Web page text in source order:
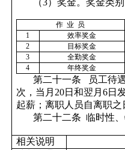
（3）奖金。奖金类
作 业
员
1
效率奖金
2
目标奖金
3
全勤奖金
4
年终奖金
第二十一条
员工待
次，当月 20日和翌月 6日
起薪；离职人员自离职
第二十二条 临时性
相关说明